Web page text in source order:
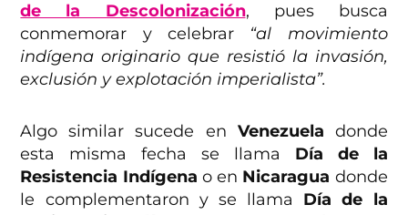
de la Descolonización, pues busca
conmemorar y celebrar “al movimiento
indígena originario que resistió la invasión,
exclusión y explotación imperialista”.
Algo similar sucede en Venezuela donde
esta misma fecha se llama Día de la
Resistencia Indígena o en Nicaragua donde
le complementaron y se llama Día de la